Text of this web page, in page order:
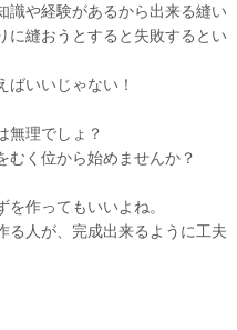
識や経験があるから出来る縫い
に縫おうとすると失敗するとい
いいじゃない！
無理でしょ？
むく位から始めませんか？
作ってもいいよね。
る人が、完成出来るように工夫